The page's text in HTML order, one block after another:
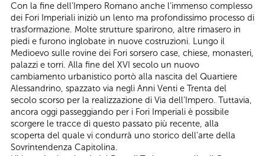
Con la fine dell’Impero Romano anche l’immenso complesso
dei Fori Imperiali iniziò un lento ma profondissimo processo di
trasformazione. Molte strutture sparirono, altre rimasero in
piedi e furono inglobate in nuove costruzioni. Lungo il
Medioevo sulle rovine dei Fori sorsero case, chiese, monasteri,
palazzi e torri. Alla fine del XVI secolo un nuovo
cambiamento urbanistico portò alla nascita del Quartiere
Alessandrino, spazzato via negli Anni Venti e Trenta del
secolo scorso per la realizzazione di Via dell’Impero. Tuttavia,
ancora oggi passeggiando per i Fori Imperiali è possibile
scorgere le tracce di questo passato più recente, alla
scoperta del quale vi condurrà uno storico dell’arte della
Sovrintendenza Capitolina.